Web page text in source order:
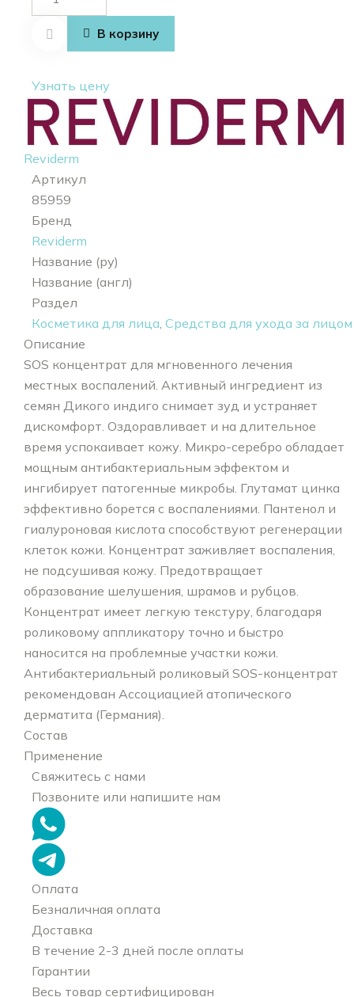
товара
Purity roll-onВ корзину
Узнать цену
Reviderm
Артикул
85959
Бренд
Reviderm
Название (ру)
Название (англ)
Раздел
Косметика для лица Средства для ухода за лицом
Описание
SOS концентрат для мгновенного лечения
местных воспалений. Активный ингредиент из
семян Дикого индиго снимает зуд и устраняет
дискомфорт. Оздоравливает и на длительное
время успокаивает кожу. Микро-серебро обладает
мощным антибактериальным эффектом и
ингибирует патогенные микробы. Глутамат цинка
эффективно борется с воспалениями. Пантенол и
гиалуроновая кислота способствуют регенерации
клеток кожи. Концентрат заживляет воспаления,
не подсушивая кожу. Предотвращает
образование шелушения, шрамов и рубцов.
Концентрат имеет легкую текстуру, благодаря
роликовому аппликатору точно и быстро
наносится на проблемные участки кожи.
Антибактериальный роликовый SOS-концентрат
рекомендован Ассоциацией атопического
дерматита (Германия).
Состав
Применение
Свяжитесь с нами
Позвоните или напишите нам
Оплата
Безналичная оплата
Доставка
В течение 2-3 дней после оплаты
Гарантии
Весь товар сертифицирован